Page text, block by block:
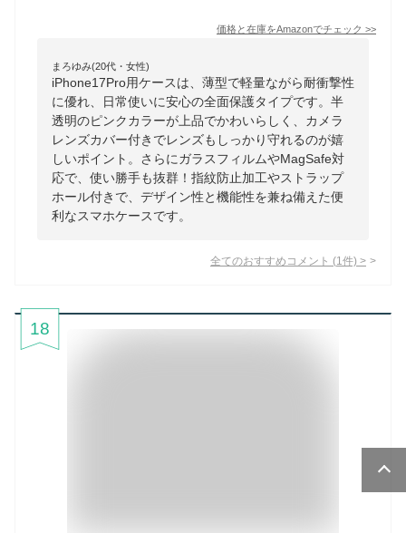
価格と在庫をAmazonでチェック >>
まろゆみ(20代・女性)
iPhone17Pro用ケースは、薄型で軽量ながら耐衝撃性
に優れ、日常使いに安心の全面保護タイプです。半
透明のピンクカラーが上品でかわいらしく、カメラ
レンズカバー付きでレンズもしっかり守れるのが嬉
しいポイント。さらにガラスフィルムやMagSafe対
応で、使い勝手も抜群！指紋防止加工やストラップ
ホール付きで、デザイン性と機能性を兼ね備えた便
利なスマホケースです。
全てのおすすめコメント (1 件) >
18